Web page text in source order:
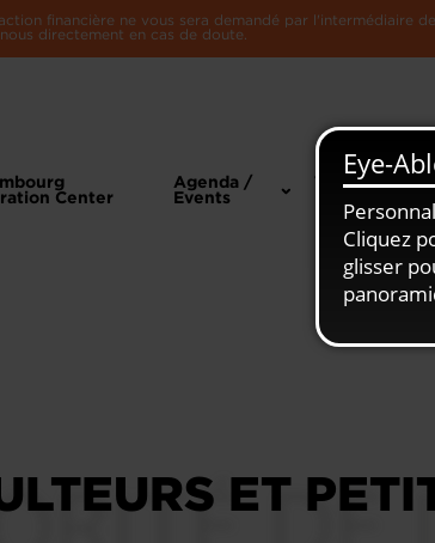
financière ne vous sera demandé par l'intermédiaire
directement en cas de doute.
Center
Agenda /
Events
Toute
ET